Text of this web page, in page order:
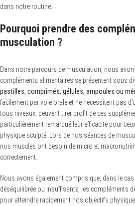
dans notre routine.
Pourquoi prendre des
musculation ?
Dans notre parcours de musculation, nous
compléments alimentaires se présentent sous
pastilles, comprimés, gélules, ampoules ou
facilement par voie orale et ne nécessitent pas
tous niveaux, peuvent tirer profit de ces
particulièrement remarqué leur efficacité pour
physique sculpté. Lors de nos séances de
nos muscles ont besoin de micro et
correctement.
Nous avons également compris que, dans le
déséquilibrée ou insuffisante, les compléments
pour atteindre rapidement nos objectifs